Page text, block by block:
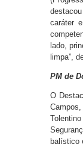
caráter
lado,
limpa”,
PM de
O
balístico